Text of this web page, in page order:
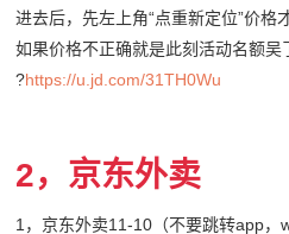
进去后，先左上角“点重新定位”价格
如果价格不正确就是此刻活动名额吴
?https://u.jd.com/31TH0Wu
2，京东外卖
1，京东外卖11-10（不要跳转app，